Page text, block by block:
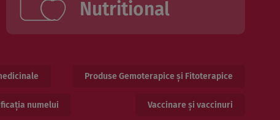
Nutritional
Produse Gemoterapice și Fitoterapice
numelui Vaccinare și vaccinuri